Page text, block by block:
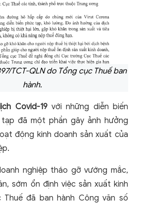
TCT-QLN do Tổng cục Thuế ban
hành.
Covid-19với những diễn biến
đã một phần gây ảnh hưởng
động kinh doanh sản xuất của
nghiệp tháo gỡ vướng mắc,
sớm ổn định việc sản xuất kinh
Thuế đã ban hành Công văn số